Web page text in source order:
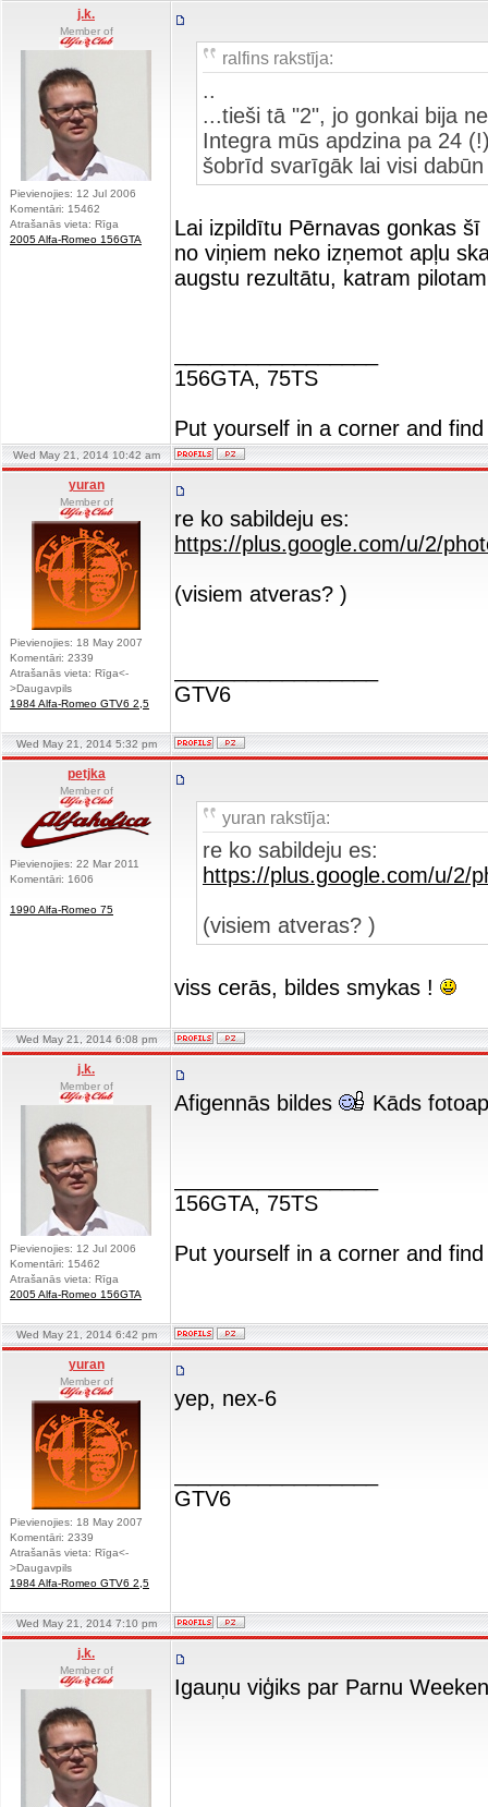
j.k.
Member of
Pievienojies: 12 Jul 2006
Komentāri: 15462
Atrašanās vieta: Rīga
2005 Alfa-Romeo 156GTA
ralfins rakstīja:
..
...tieši tā "2", jo gonkai bija
Integra mūs apdzina pa 24
šobrīd svarīgāk lai visi
Lai izpildītu Pērnavas gonkas
no viņiem neko izņemot apļu
augstu rezultātu, katram
156GTA, 75TS
Put yourself in a corner and
Wed May 21, 2014 10:42 am
yuran
Member of
Pievienojies: 18 May 2007
Komentāri: 2339
Atrašanās vieta: Rīga<-
>Daugavpils
1984 Alfa-Romeo GTV6 2,5
re ko sabildeju es:
https://plus.google.com/u/2/
(visiem atveras? )
GTV6
Wed May 21, 2014 5:32 pm
petjka
Member of
Pievienojies: 22 Mar 2011
Komentāri: 1606
1990 Alfa-Romeo 75
yuran rakstīja:
re ko sabildeju es:
https://plus.google.com/u/2/
(visiem atveras? )
viss cerās, bildes smykas !
Wed May 21, 2014 6:08 pm
j.k.
Member of
Pievienojies: 12 Jul 2006
Komentāri: 15462
Atrašanās vieta: Rīga
2005 Alfa-Romeo 156GTA
Afigennās bildes Kāds
156GTA, 75TS
Put yourself in a corner and
Wed May 21, 2014 6:42 pm
yuran
Member of
Pievienojies: 18 May 2007
Komentāri: 2339
Atrašanās vieta: Rīga<-
>Daugavpils
1984 Alfa-Romeo GTV6 2,5
yep, nex-6
GTV6
Wed May 21, 2014 7:10 pm
j.k.
Member of
Igauņu viģiks par Parnu